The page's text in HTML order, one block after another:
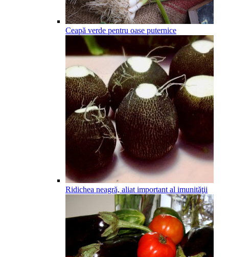
Ceapă verde pentru oase puternice
Ridichea neagră, aliat important al imunităţii